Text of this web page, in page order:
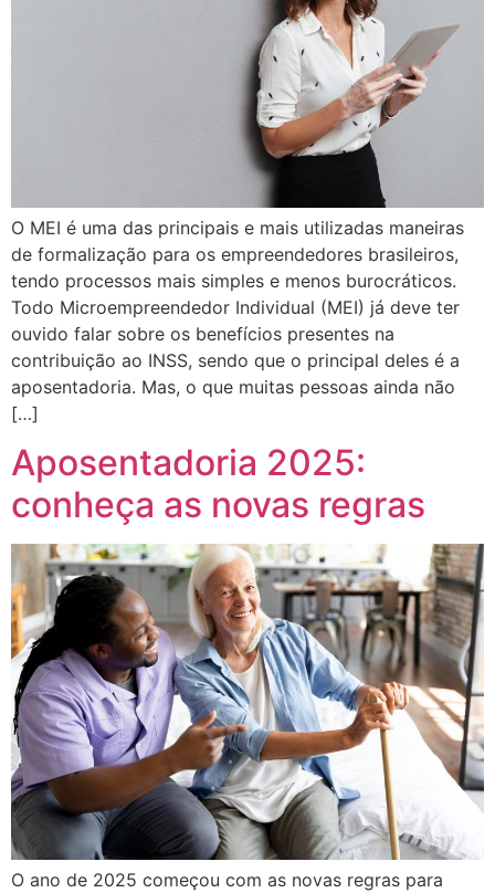
O MEI é uma das principais e mais utilizadas maneiras
de formalização para os empreendedores brasileiros,
tendo processos mais simples e menos burocráticos.
Todo Microempreendedor Individual (MEI) já deve ter
ouvido falar sobre os benefícios presentes na
contribuição ao INSS, sendo que o principal deles é a
aposentadoria. Mas, o que muitas pessoas ainda não
[…]
Aposentadoria 2025:
conheça as novas regras
O ano de 2025 começou com as novas regras para